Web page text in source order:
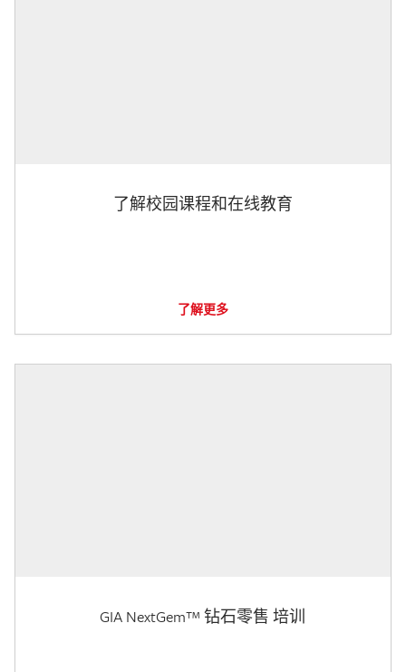
了解校园课程和在线教育
了解更多
GIA NextGem™ 钻石零售 培训